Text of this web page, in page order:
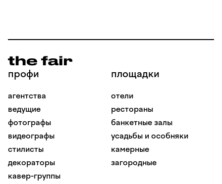
в своей безопасности.
профи
агентства
ведущие
фотографы
видеографы
стилисты
декораторы
кавер-группы
площадки
отели
рестораны
банкетные залы
усадьбы и особняки
камерные
загородные